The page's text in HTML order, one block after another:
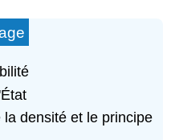
densité et le principe